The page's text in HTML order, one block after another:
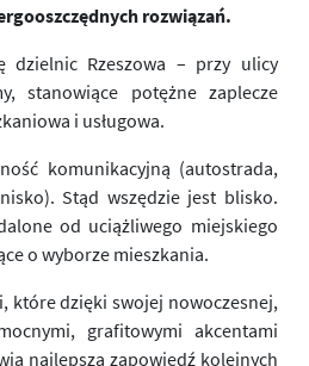
rozwiązań.
Rzeszowa – przy ulicy
stanowiące potężne zaplecze
i usługowa.
komunikacyjną (autostrada,
Stąd wszędzie jest blisko.
od uciążliwego miejskiego
o wyborze mieszkania.
które dzięki swojej nowoczesnej,
grafitowymi akcentami
najlepszą zapowiedź kolejnych